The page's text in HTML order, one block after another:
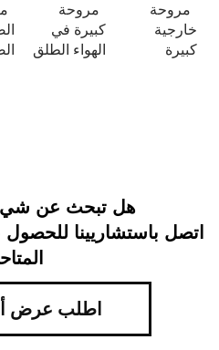
مروحة
خارجية
كبيرة
مروحة
كبيرة في
الهواء الطلق
هل تبحث عن شيءٍ
اتصل باستشاريينا
اطلب عرض